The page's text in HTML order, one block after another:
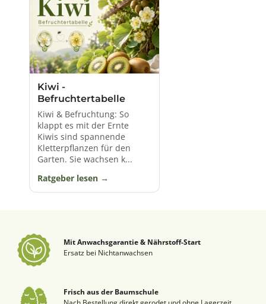
Kiwi -
Befruchtertabelle
Kiwi & Befruchtung: So
klappt es mit der Ernte
Kiwis sind spannende
Kletterpflanzen für den
Garten. Sie wachsen k...
Ratgeber lesen
Mit Anwachsgarantie & Nährstoff-Start
Ersatz bei Nichtanwachsen
Frisch aus der Baumschule